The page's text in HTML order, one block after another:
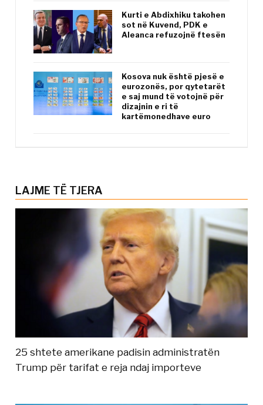
Kurti e Abdixhiku takohen
sot në Kuvend, PDK e
Aleanca refuzojnë ftesën
Kosova nuk është pjesë e
eurozonës, por qytetarët
e saj mund të votojnë për
dizajnin e ri të
kartëmonedhave euro
LAJME TË TJERA
25 shtete amerikane padisin administratën
Trump për tarifat e reja ndaj importeve